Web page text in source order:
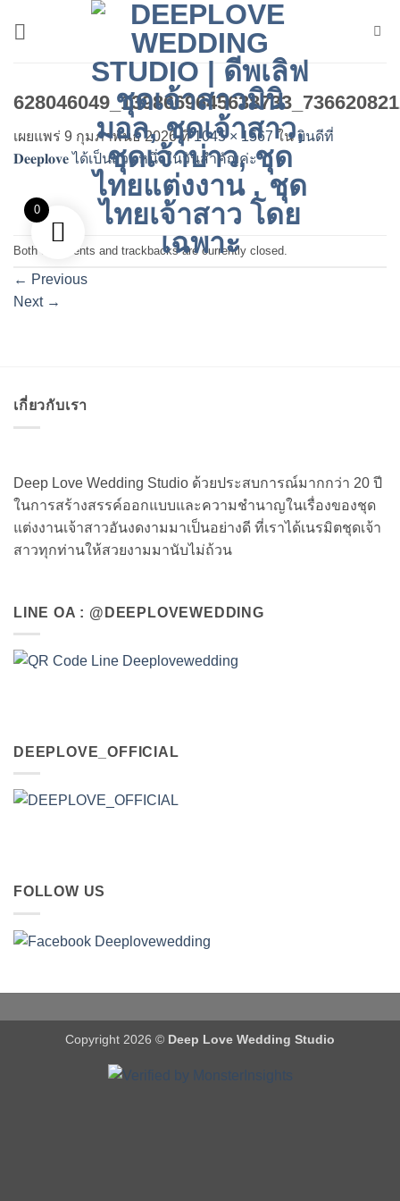
เผยแพร่ 9 กุมภาพันธ์ 2026ที่1045 × 1567ในยินดีที่
𝐃𝐞𝐞𝐩𝐥𝐨𝐯𝐞 ได้เป็นส่วนหนึ่งในวันสำคัญค่ะ
Both comments and trackbacks are currently closed.
← Previous
Next →
เกี่ยวกับเรา
Deep Love Wedding Studio ด้วยประสบการณ์มากกว่า 20 ปี
ในการสร้างสรรค์ออกแบบและความชำนาญในเรื่องของชุด
แต่งงานเจ้าสาวอันงดงามมาเป็นอย่างดี ที่เราได้เนรมิตชุดเจ้า
สาวทุกท่านให้สวยงามมานับไม่ถ้วน
LINE OA : @DEEPLOVEWEDDING
DEEPLOVE_OFFICIAL
FOLLOW US
Copyright 2026 © Deep Love Wedding Studio
0